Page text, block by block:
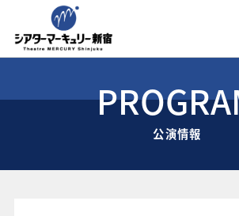
公演情報
公演情報